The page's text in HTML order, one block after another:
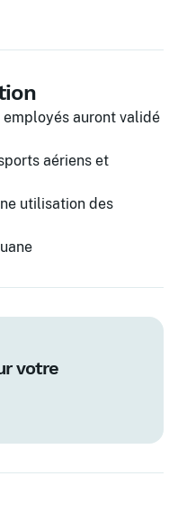
auront validé
aériens et
utilisation des
votre